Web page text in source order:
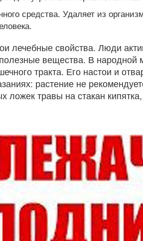
средства. Удаляет из
лечебные свойства. Люди
вещества. В народной
тракта. Его настои и
растение не
травы на стакан